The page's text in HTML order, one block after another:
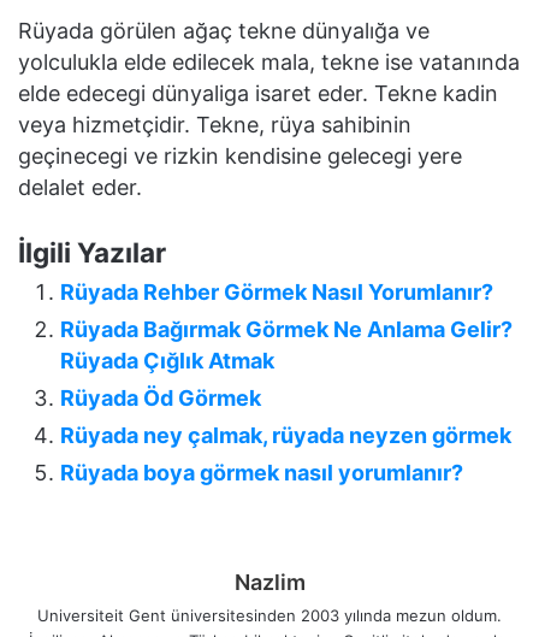
Rüyada görülen ağaç tekne dünyalığa ve
yolculukla elde edilecek mala, tekne ise vatanında
elde edecegi dünyaliga isaret eder. Tekne kadin
veya hizmetçidir. Tekne, rüya sahibinin
geçinecegi ve rizkin kendisine gelecegi yere
delalet eder.
İlgili Yazılar
Rüyada Rehber Görmek Nasıl Yorumlanır?
Rüyada Bağırmak Görmek Ne Anlama Gelir?
Rüyada Çığlık Atmak
Rüyada Öd Görmek
Rüyada ney çalmak, rüyada neyzen görmek
Rüyada boya görmek nasıl yorumlanır?
Nazlim
Universiteit Gent üniversitesinden 2003 yılında mezun oldum.